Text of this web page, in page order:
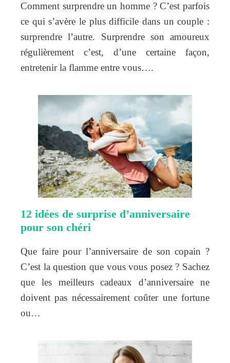
Comment surprendre un homme ? C’est parfois
ce qui s’avère le plus difficile dans un couple :
surprendre l’autre. Surprendre son amoureux
régulièrement c’est, d’une certaine façon,
entretenir la flamme entre vous….
12 idées de surprise d’anniversaire
pour son chéri
Que faire pour l’anniversaire de son copain ?
C’est la question que vous vous posez ? Sachez
que les meilleurs cadeaux d’anniversaire ne
doivent pas nécessairement coûter une fortune
ou…